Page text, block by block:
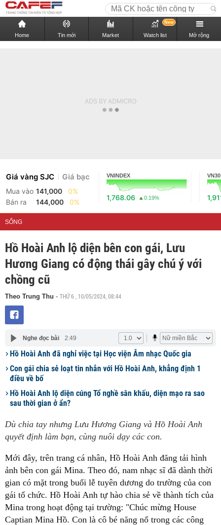
Home Tin mới Market Watch list
New
Mở rộng
Giá vàng SJC Giá bạc
Mua vào 141,000
0%
Bán ra
144,000 0%
VNINDEX
1,768.06 0.19%
VN30
SỐNG
Hồ Hoài Anh lộ diện bên con gái, Lưu
Hương Giang có động thái gây chú ý với
chồng cũ
Theo Trung Thu - THỨ 6 , 10/05/2024, 08:44
Nghe đọc bài 2:49
Hồ Hoài Anh đã nghỉ việc tại Học viện Âm nhạc Quốc gia
Con gái chia sẻ loạt tin nhắn với Hồ Hoài Anh, khẳng định 1
điều về bố
Hồ Hoài Anh lộ diện cúng Tổ nghề sân khấu, diện mạo ra sao
sau thời gian ở ẩn?
Dù chia tay nhưng Lưu Hương Giang và Hồ Hoài Anh
quyết định làm bạn, cùng nuôi dạy các con.
Mới đây, trên trang cá nhân, Hồ Hoài Anh đăng tải hình
ảnh bên con gái Mina. Theo đó, nam nhạc sĩ đã dành thời
gian có mặt trong buổi lễ tuyên dương do trường của con
gái tổ chức. Hồ Hoài Anh tự hào chia sẻ về thành tích của
Mina trong hoạt động tại trường: "Chúc mừng House
Captian Mina Hồ. Con là cô bé năng nổ trong các công